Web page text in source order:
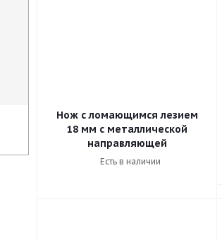
Нож с ломающимся лезием
18 мм с металлической
направляющей
Есть в наличии